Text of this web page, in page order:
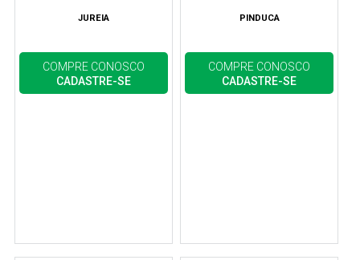
JUREIA
COMPRE CONOSCO
CADASTRE-SE
PINDUCA
COMPRE CONOSCO
CADASTRE-SE